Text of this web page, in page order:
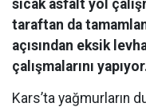
sıcak asfalt yol
taraftan da
açısından eksik
çalışmalarını
Kars’ta yağmurların